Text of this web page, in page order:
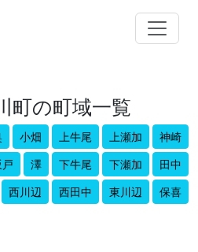
町の町域一覧
小畑 上牛尾 上瀬加
神崎
澤 下牛尾 下瀬加
田中
西川辺 西田中 東川辺
保喜